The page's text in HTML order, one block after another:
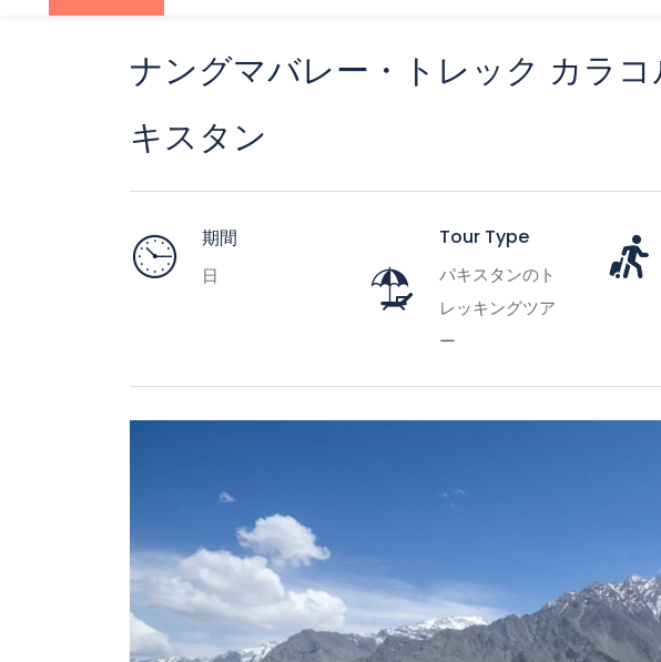
ナングマバレー・トレック カラ
キスタン
期間
日
Tour Type
パキスタンのト
レッキングツア
ー